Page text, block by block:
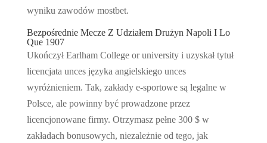
wyniku zawodów mostbet.
Bezpośrednie Mecze Z Udziałem Drużyn Napoli I Lo
Que 1907
Ukończył Earlham College or university i uzyskał tytuł
licencjata unces języka angielskiego unces
wyróżnieniem. Tak, zakłady e-sportowe są legalne w
Polsce, ale powinny być prowadzone przez
licencjonowane firmy. Otrzymasz pełne 300 $ w
zakładach bonusowych, niezależnie od tego, jak